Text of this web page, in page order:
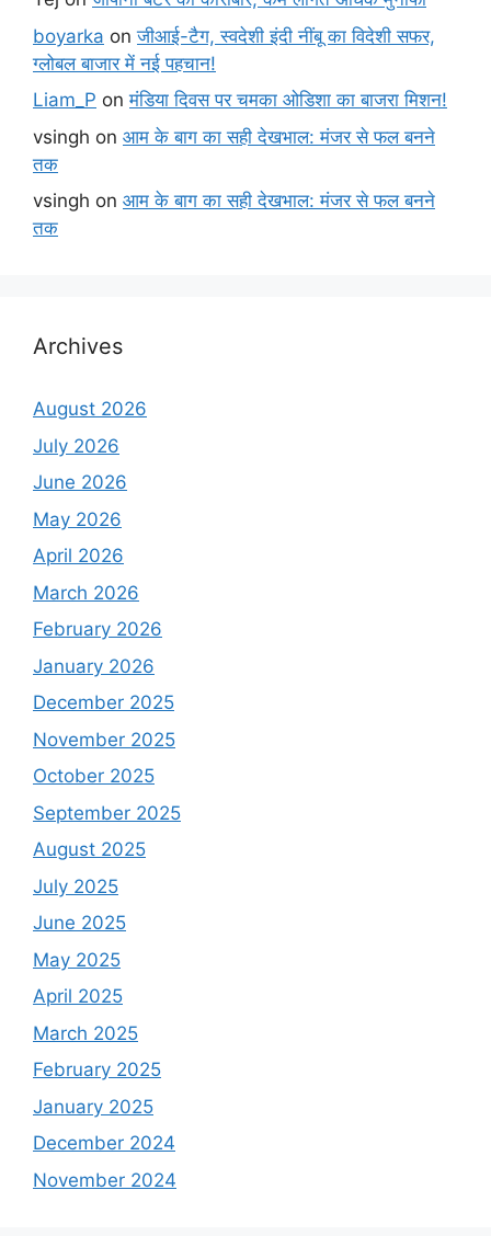
boyarka onजीआई-टैग, स्वदेशी इंदी नींबू का विदेशी सफर,
ग्लोबल बाजार में नई पहचान!
Liam_P onमंडिया दिवस पर चमका ओडिशा का बाजरा मिशन!
vsingh on आम के बाग का सही देखभाल: मंजर से फल बनने
तक
vsingh on आम के बाग का सही देखभाल: मंजर से फल बनने
तक
Archives
August 2026
July 2026
June 2026
May 2026
April 2026
March 2026
February 2026
January 2026
December 2025
November 2025
October 2025
September 2025
August 2025
July 2025
June 2025
May 2025
April 2025
March 2025
February 2025
January 2025
December 2024
November 2024